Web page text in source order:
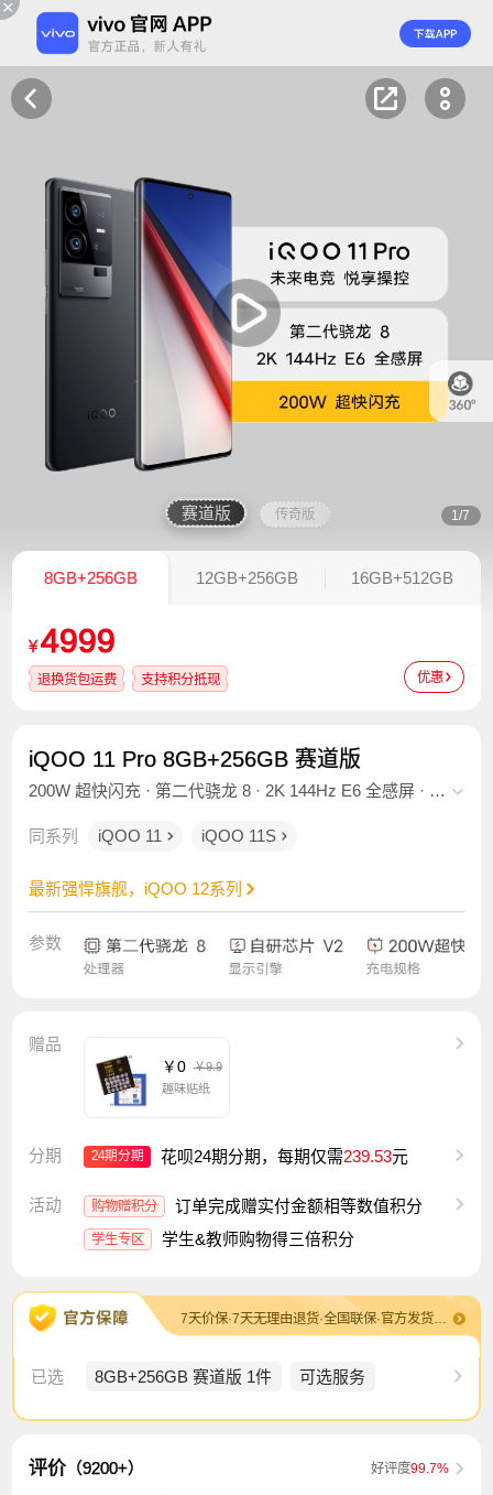
1/7
赛道版 传奇版
8GB+256GB 12GB+256GB 16GB+512GB
¥4999
退换货包运费 支持积分抵现 优惠
iQOO 11 Pro 8GB+256GB 赛道版
200W 超快闪充 · 第二代骁龙 8 · 2K 144Hz E6 全感屏 · 自
同系列
iQOO 11 iQOO 11S
最新强悍旗舰，iQOO 12系列
参数
赠品
￥0 ￥9.9
趣味贴纸
分期 24期分期 花呗24期分期，每期仅需239.53元
活动 购物赠积分 订单完成赠实付金额相等数值积分
学生专区 学生&教师购物得三倍积分
7天价保·7天无理由退货·全国联保·官方发货及售后·退换货包运费
已选 8GB+256GB 赛道版 1件 可选服务
评价 （9200+） 好评度99.7%